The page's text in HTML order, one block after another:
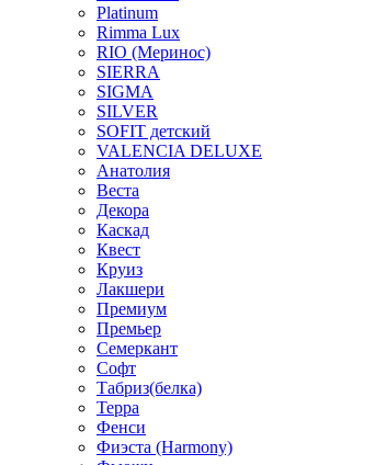
Platinum
Rimma Lux
RIO (Меринос)
SIERRA
SIGMA
SILVER
SOFIT детский
VALENCIA DELUXE
Анатолия
Веста
Декора
Каскад
Квест
Круиз
Лакшери
Премиум
Премьер
Семеркант
Софт
Табриз(белка)
Терра
Фенси
Фиэста (Harmony)